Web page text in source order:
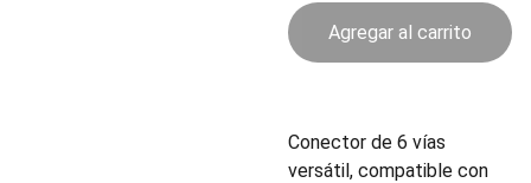
Agregar al carrito
Conector de 6 vías
versátil, compatible con